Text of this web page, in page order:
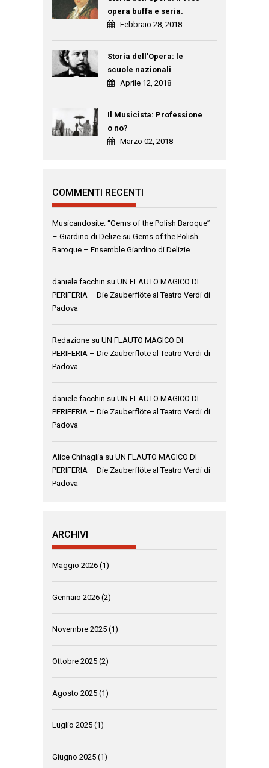
opera buffa e seria.
Febbraio 28, 2018
Storia dell’Opera: le
scuole nazionali
Aprile 12, 2018
Il Musicista: Professione
o no?
Marzo 02, 2018
COMMENTI RECENTI
Musicandosite: “Gems of the Polish Baroque”
– Giardino di Delize su Gems of the Polish
Baroque – Ensemble Giardino di Delizie
daniele facchin su UN FLAUTO MAGICO DI
PERIFERIA – Die Zauberflöte al Teatro Verdi di
Padova
Redazione su UN FLAUTO MAGICO DI
PERIFERIA – Die Zauberflöte al Teatro Verdi di
Padova
daniele facchin su UN FLAUTO MAGICO DI
PERIFERIA – Die Zauberflöte al Teatro Verdi di
Padova
Alice Chinaglia su UN FLAUTO MAGICO DI
PERIFERIA – Die Zauberflöte al Teatro Verdi di
Padova
ARCHIVI
Maggio 2026 (1)
Gennaio 2026 (2)
Novembre 2025 (1)
Ottobre 2025 (2)
Agosto 2025 (1)
Luglio 2025 (1)
Giugno 2025 (1)